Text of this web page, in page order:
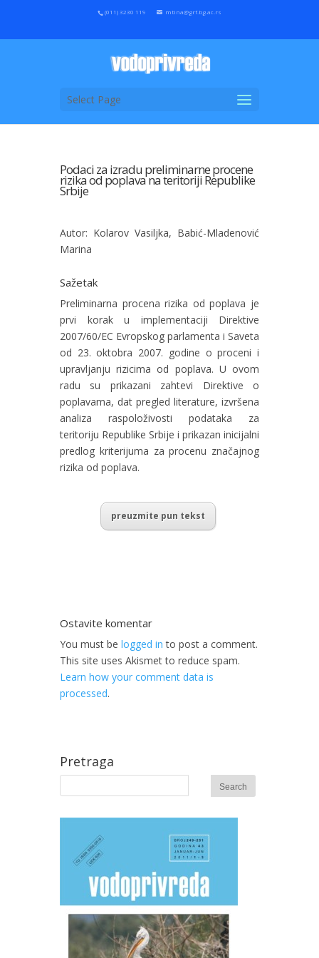
(011) 3230 119 mtina@grf.bg.ac.rs
Select Page
Podaci za izradu preliminarne procene
rizika od poplava na teritoriji Republike
Srbije
Autor: Kolarov Vasiljka, Babić-Mladenović
Marina
Sažetak
Preliminarna procena rizika od poplava je
prvi korak u implementaciji Direktive
2007/60/EC Evropskog parlamenta i Saveta
od 23. oktobra 2007. godine o proceni i
upravljanju rizicima od poplava. U ovom
radu su prikazani zahtevi Direktive o
poplavama, dat pregled literature, izvršena
analiza raspoloživosti podataka za
teritoriju Republike Srbije i prikazan inicijalni
predlog kriterijuma za procenu značajnog
rizika od poplava.
preuzmite pun tekst
Ostavite komentar
You must be logged in to post a comment.
This site uses Akismet to reduce spam.
Learn how your comment data is
processed.
Pretraga